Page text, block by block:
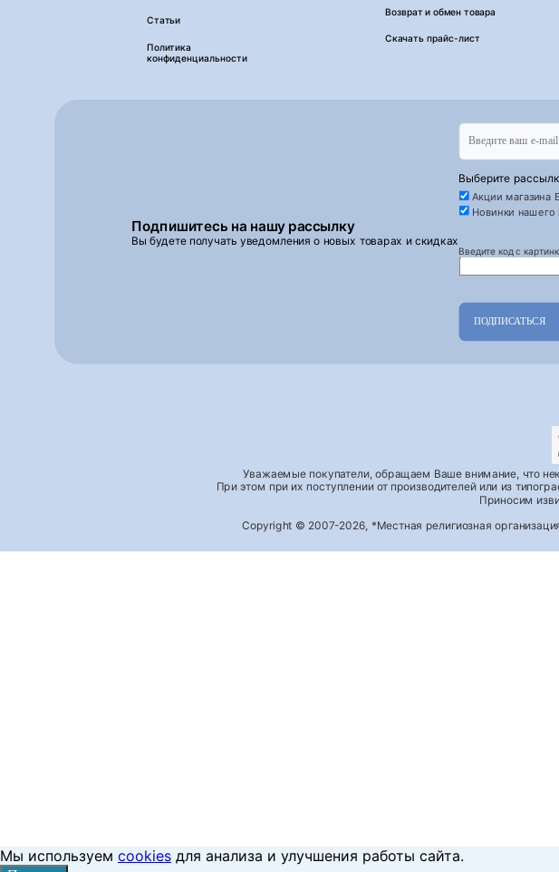
Статьи
Политика
конфиденциальности
Возврат и обмен товара
Скачать прайс-лист
Подпишитесь на нашу рассылку
Вы будете получать уведомления о новых товарах и скидках
Выберите
Акции магазина
Новинки нашего
Введите код с
ПОДПИСАТЬСЯ
Уважаемые покупатели, обращаем Ваше внимание, что
При этом при их поступлении от производителей или из
Приносим
Copyright © 2007-2026, *Местная религиозная
Мы используем cookies для анализа и улучшения работы сайта.